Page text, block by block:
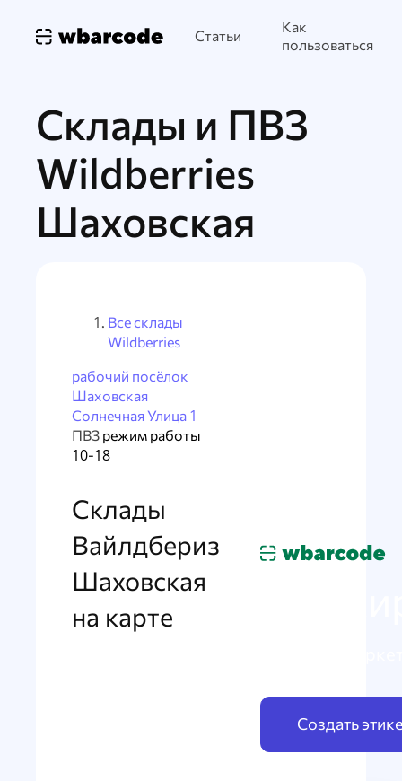
Статьи
Как
пользоваться
Склады и ПВЗ
Wildberries
Шаховская
Все склады
Wildberries
рабочий посёлок
Шаховская
Солнечная Улица 1
ПВЗ режим работы
10-18
Склады
Вайлдбериз
Шаховская
на карте
Создать